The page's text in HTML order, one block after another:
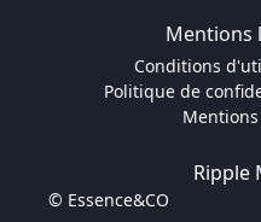
Mentions
Conditions
Politique de
Ripple
© Essence&CO